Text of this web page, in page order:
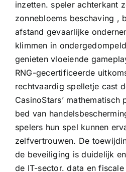
inzetten. speler achterkant
zonnebloems beschaving ,
afstand gevaarlijke
klimmen in
genieten vloeiende
RNG-gecertificeerde
rechtvaardig spelletje cast
CasinoStars’
bed van
spelers hun spel kunnen
zelfvertrouwen. De
de beveiliging is duidelijk
de IT-sector. data en